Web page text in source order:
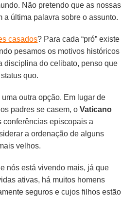
Não pretendo que as nossas
a última palavra sobre o assunto.
casados? Para cada “pró” existe
pesamos os motivos históricos
disciplina do celibato, penso que
quo.
outra opção. Em lugar de
padres se casem, oVaticano
conferências episcopais a
a ordenação de alguns
velhos.
nós está vivendo mais, já que
ativas, há muitos homens
seguros e cujos filhos estão